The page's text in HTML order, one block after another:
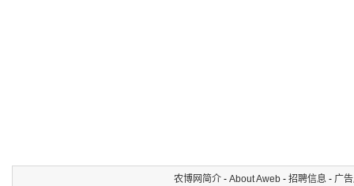
农博网简介- About Aweb- 招聘信息- 广